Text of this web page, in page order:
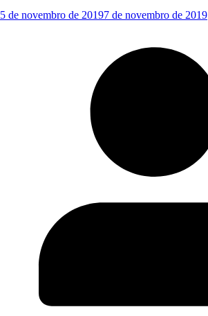
5 de novembro de 20197 de novembro de 2019